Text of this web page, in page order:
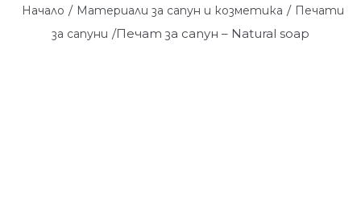
Начало / Материали за сапун и козметика / Печати
за сапуни /Печат за сапун – Natural soap